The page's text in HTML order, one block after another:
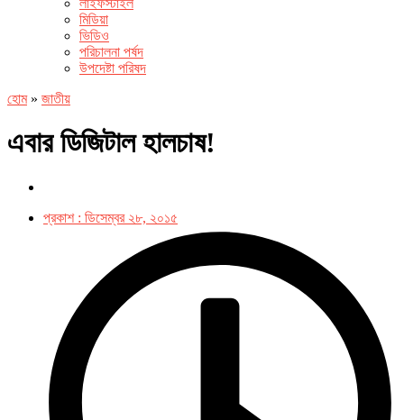
লাইফস্টাইল
মিডিয়া
ভিডিও
পরিচালনা পর্ষদ
উপদেষ্টা পরিষদ
হোম» জাতীয়
এবার ডিজিটাল হালচাষ!
প্রকাশ : ডিসেম্বর ২৮, ২০১৫